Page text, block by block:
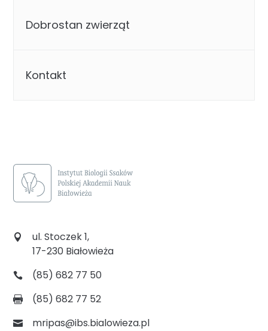
Dobrostan zwierząt
Kontakt
ul. Stoczek 1,
17-230 Białowieża
(85) 682 77 50
(85) 682 77 52
mripas@ibs.bialowieza.pl